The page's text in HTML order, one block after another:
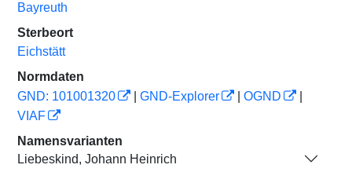
Bayreuth
Sterbeort
Eichstätt
Normdaten
GND: 101001320
GND-Explorer OGND
VIAF
Namensvarianten
Liebeskind, Johann Heinrich